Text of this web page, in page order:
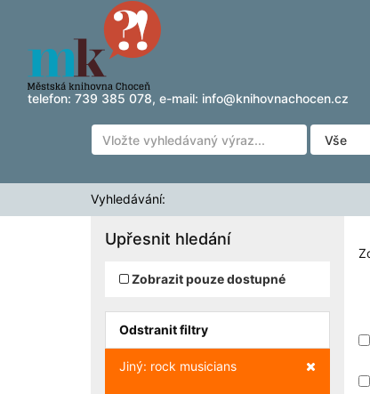
Zobrazuji výsledky1 - 8z8
Přeskočit na obsah
telefon: 739 385 078, e-mail: info@knihovnachocen.cz
Vyhledávání:
Upřesnit hledání
Zobrazit pouze dostupné
Odstranit filtry
Zrušit filtr
Jiný: rock musicians